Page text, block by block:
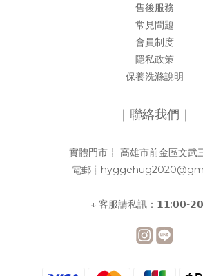
售後服務
常見問題
會員制度
隱私政策
保養洗滌說明
｜聯絡我們｜
實體門市┊︎ 高雄市前金區文武
電郵
↓ 客服請私訊：𝟭𝟭:𝟬𝟬-